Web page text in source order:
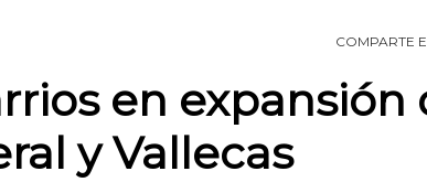
COMPARTE
en expansión
y Vallecas